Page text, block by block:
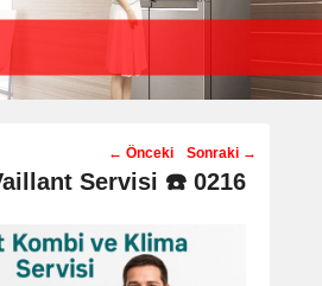
Post
navigation
← Önceki Sonraki →
Servisi ☎️ 0216